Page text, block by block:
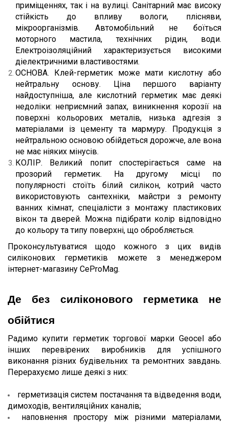
приміщеннях, так і на вулиці. Санітарний має високу
стійкість до впливу вологи, плісняви,
мікроорганізмів. Автомобільний не боїться
моторного мастила, технічних рідин, води.
Електроізоляційний характеризується високими
діелектричними властивостями.
ОСНОВА. Клей-герметик може мати кислотну або
нейтральну основу. Ціна першого варіанту
найдоступніша, але кислотний герметик має деякі
недоліки: неприємний запах, виникнення корозії на
поверхні кольорових металів, низька адгезія з
матеріалами із цементу та мармуру. Продукція з
нейтральною основою обійдеться дорожче, але вона
не має ніяких мінусів.
КОЛІР. Великий попит спостерігається саме на
прозорий герметик. На другому місці по
популярності стоїть білий силікон, котрий часто
використовують сантехніки, майстри з ремонту
ванних кімнат, спеціалісти з монтажу пластикових
вікон та дверей. Можна підібрати колір відповідно
до кольору та типу поверхні, що обробляється.
Проконсультуватися щодо кожного з цих видів
силіконових герметиків можете з менеджером
інтернет-магазину CeProMag.
Де без силіконового герметика не
обійтися
Радимо купити герметик торгової марки Geocel або
інших перевірених виробників для успішного
виконання різних будівельних та ремонтних завдань.
Перерахуємо лише деякі з них:
герметизація систем постачання та відведення води,
димоходів, вентиляційних каналів;
наповнення простору між різними матеріалами,